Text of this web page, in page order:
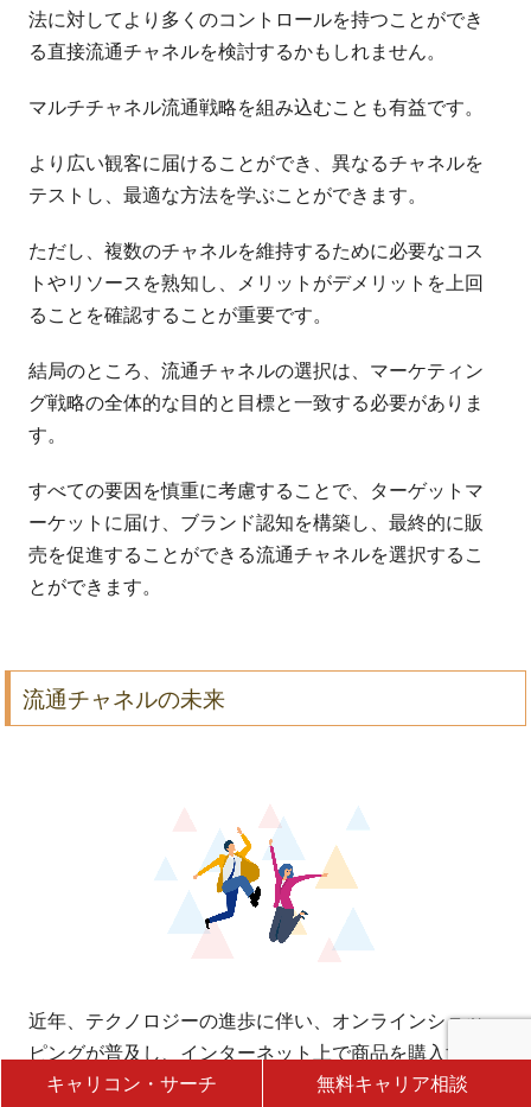
キャリコン・サーチ 無料キャリア相談
法に対してより多くのコントロールを持つことができ
る直接流通チャネルを検討するかもしれません。
マルチチャネル流通戦略を組み込むことも有益です。
より広い観客に届けることができ、異なるチャネルを
テストし、最適な方法を学ぶことができます。
ただし、複数のチャネルを維持するために必要なコス
トやリソースを熟知し、メリットがデメリットを上回
ることを確認することが重要です。
結局のところ、流通チャネルの選択は、マーケティン
グ戦略の全体的な目的と目標と一致する必要がありま
す。
すべての要因を慎重に考慮することで、ターゲットマ
ーケットに届け、ブランド認知を構築し、最終的に販
売を促進することができる流通チャネルを選択するこ
とができます。
流通チャネルの未来
近年、テクノロジーの進歩に伴い、オンラインショッ
ピングが普及し、インターネット上で商品を購入する
ことが一般的になっています。